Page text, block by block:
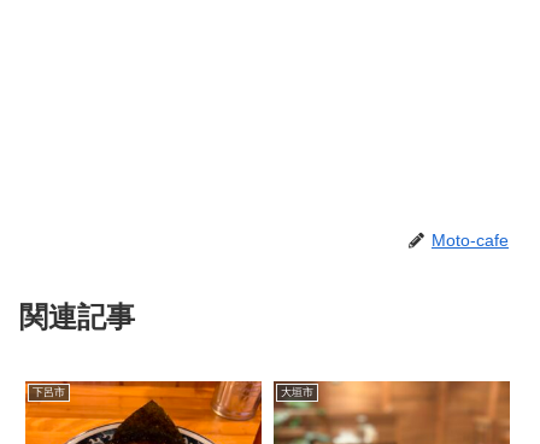
Moto-cafe
関連記事
下呂市 大垣市